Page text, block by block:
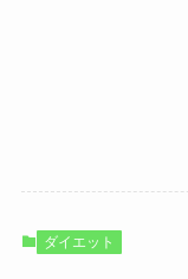
ダイエット